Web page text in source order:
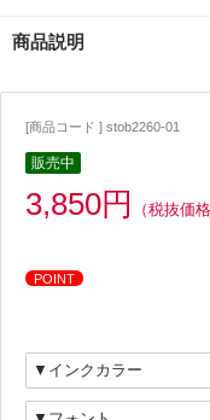
商品説明
[商品コード ] stob2260-01
販売中
3,850円 （税抜価
POINT